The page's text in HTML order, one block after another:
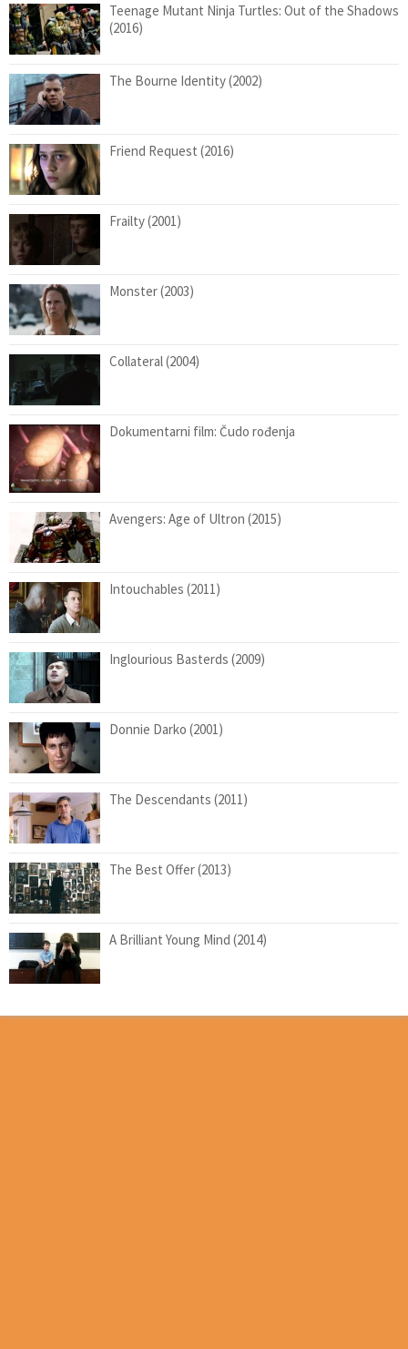
Teenage Mutant Ninja Turtles: Out of the Shadows
(2016)
The Bourne Identity (2002)
Friend Request (2016)
Frailty (2001)
Monster (2003)
Collateral (2004)
Dokumentarni film: Čudo rođenja
Avengers: Age of Ultron (2015)
Intouchables (2011)
Inglourious Basterds (2009)
Donnie Darko (2001)
The Descendants (2011)
The Best Offer (2013)
A Brilliant Young Mind (2014)